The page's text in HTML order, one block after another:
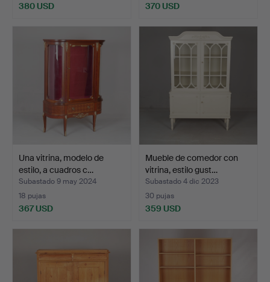
380 USD 370 USD
Una vitrina, modelo de
estilo, a cuadros c…
Subastado 9 may 2024
18 pujas
367 USD
Mueble de comedor con
vitrina, estilo gust…
Subastado 4 dic 2023
30 pujas
359 USD